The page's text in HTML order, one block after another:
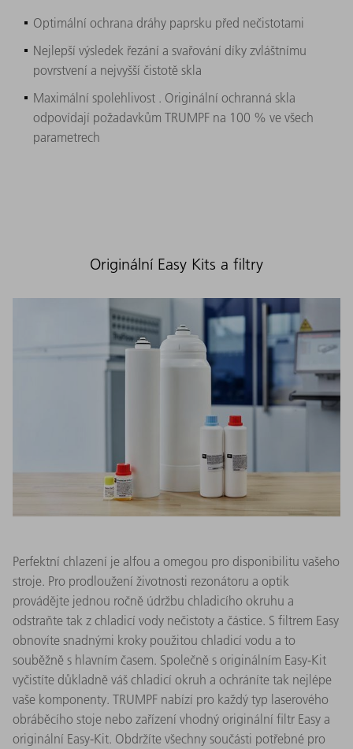
Optimální ochrana dráhy paprsku před nečistotami
Nejlepší výsledek řezání a svařování díky zvláštnímu
povrstvení a nejvyšší čistotě skla
Maximální spolehlivost . Originální ochranná skla
odpovídají požadavkům TRUMPF na 100 % ve všech
parametrech
Originální Easy Kits a filtry
Perfektní chlazení je alfou a omegou pro disponibilitu vašeho
stroje. Pro prodloužení životnosti rezonátoru a optik
provádějte jednou ročně údržbu chladicího okruhu a
odstraňte tak z chladicí vody nečistoty a částice. S filtrem Easy
obnovíte snadnými kroky použitou chladicí vodu a to
souběžně s hlavním časem. Společně s originálním Easy-Kit
vyčistíte důkladně váš chladicí okruh a ochráníte tak nejlépe
vaše komponenty. TRUMPF nabízí pro každý typ laserového
obráběcího stoje nebo zařízení vhodný originální filtr Easy a
originální Easy-Kit. Obdržíte všechny součásti potřebné pro